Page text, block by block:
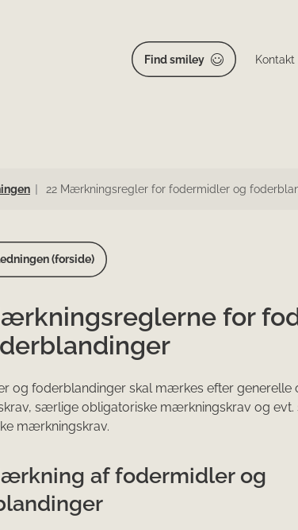
Find smiley Kontakt
22 Mærkningsregler for fodermidler og
(forside)
for
og foderblandinger skal mærkes efter generelle
særlige obligatoriske mærkningskrav og evt.
mærkningskrav.
af fodermidler og